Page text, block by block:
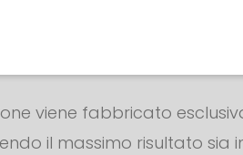
per i Dispositivi di
viene fabbricato
il massimo risultato sia